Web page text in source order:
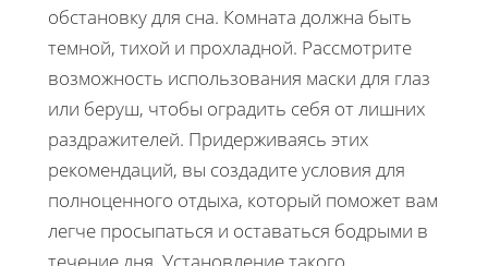
обстановку для сна. Комната должна быть
темной, тихой и прохладной. Рассмотрите
возможность использования маски для глаз
или беруш, чтобы оградить себя от лишних
раздражителей. Придерживаясь этих
рекомендаций, вы создадите условия для
полноценного отдыха, который поможет вам
легче просыпаться и оставаться бодрыми в
течение дня. Установление такого